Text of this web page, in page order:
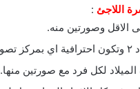
اللاجئ :
وصورتين منه.
لكل فرد مع صورتين منها.